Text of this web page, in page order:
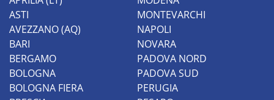
Centina rigida per maggiore protezione:
La centina rigida garantisce che il tuo
carico resti ben protetto e al sicuro,
anche su lunghe distanze.
Noleggio flessibile: Offriamo soluzioni di
noleggio furgoni a lungo termine o a
breve termine, personalizzabili in base
ASTI
AVEZZANO (AQ)
BARI
BERGAMO
BOLOGNA
BOLOGNA FIERA
MONTEVARCHI
NAPOLI
NOVARA
PADOVA NORD
PADOVA SUD
PERUGIA